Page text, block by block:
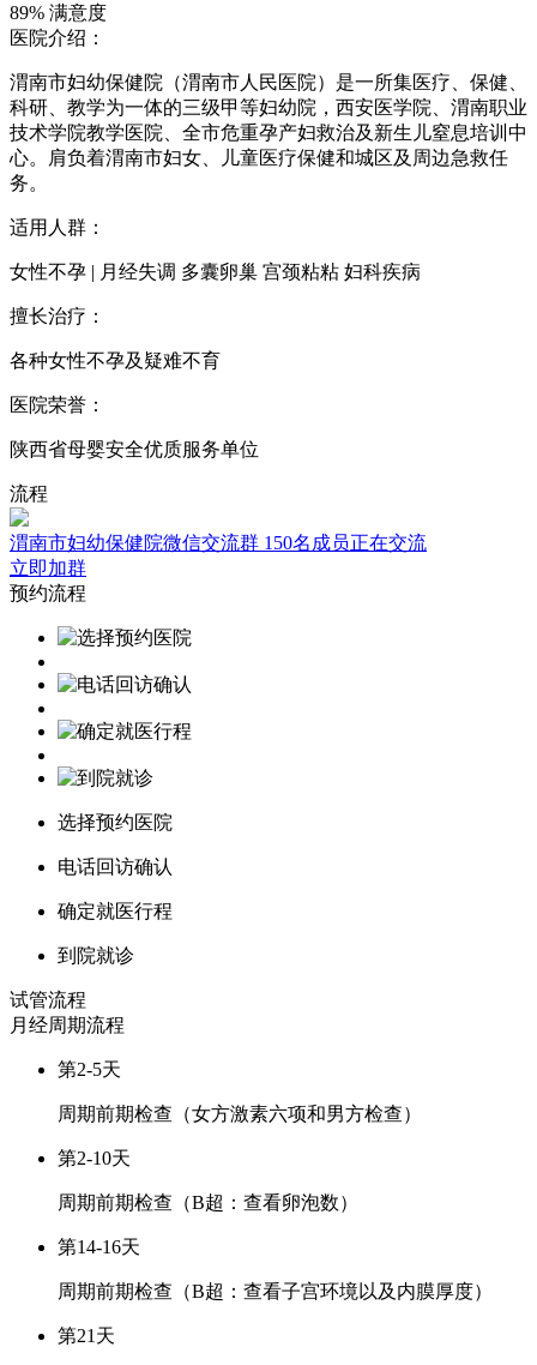
89% 满意度
医院介绍：
渭南市妇幼保健院（渭南市人民医院）是一所集医疗、保健、
科研、教学为一体的三级甲等妇幼院，西安医学院、渭南职业
技术学院教学医院、全市危重孕产妇救治及新生儿窒息培训中
心。肩负着渭南市妇女、儿童医疗保健和城区及周边急救任
务。
适用人群：
女性不孕 | 月经失调 多囊卵巢 宫颈粘粘 妇科疾病
擅长治疗：
各种女性不孕及疑难不育
医院荣誉：
陕西省母婴安全优质服务单位
流程
渭南市妇幼保健院微信交流群 150名成员正在交流
立即加群
预约流程
选择预约医院
电话回访确认
确定就医行程
到院就诊
试管流程
月经周期流程
第2-5天
周期前期检查（女方激素六项和男方检查）
第2-10天
周期前期检查（B超：查看卵泡数）
第14-16天
周期前期检查（B超：查看子宫环境以及内膜厚度）
第21天